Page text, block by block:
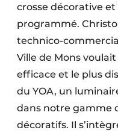
crosse décorative
programmé.
technico-
Ville de Mons
efficace et le plus
du YOA, un
dans notre gamme
décoratifs. Il